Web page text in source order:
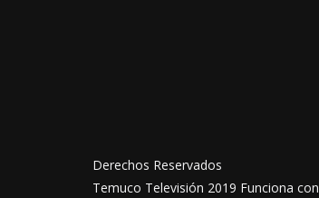
Derechos Reservados
Temuco Televisión 2019 Funciona con